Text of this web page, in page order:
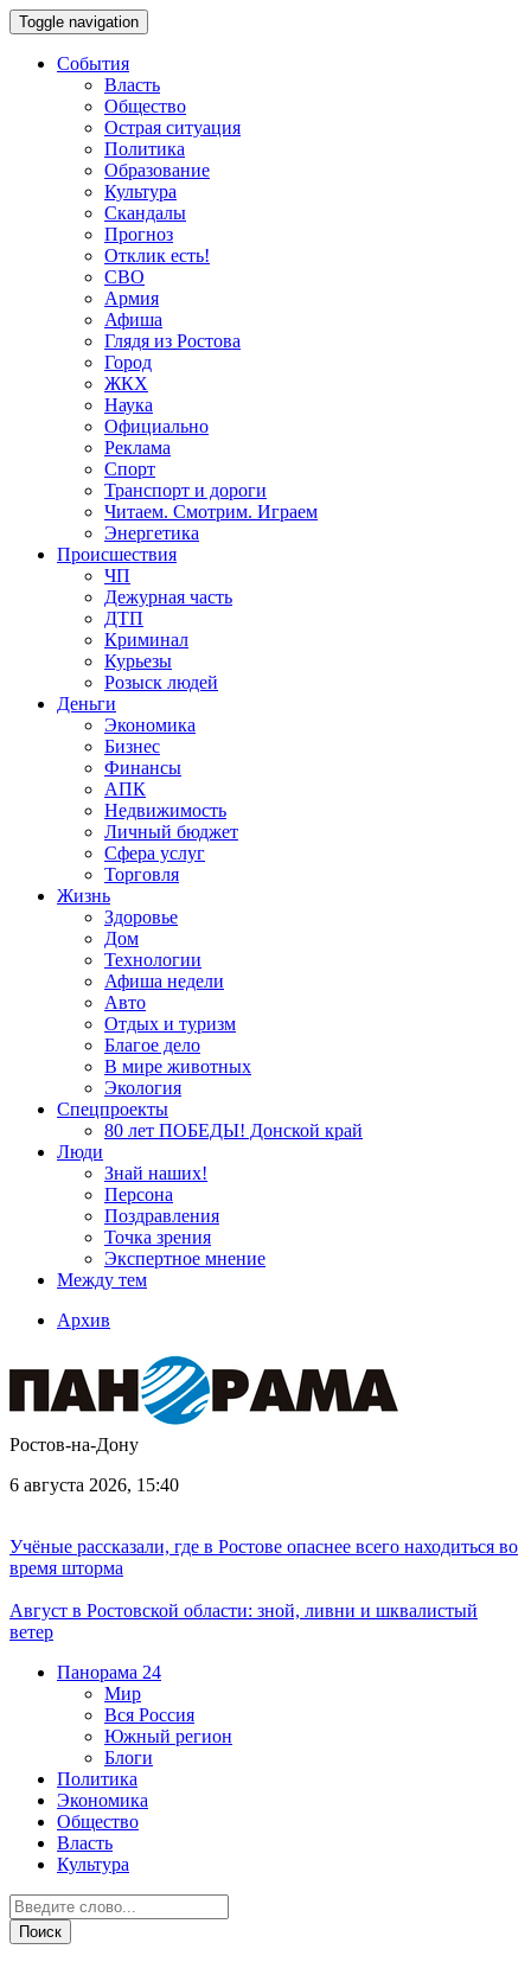
Toggle navigation
События
Власть
Общество
Острая ситуация
Политика
Образование
Культура
Скандалы
Прогноз
Отклик есть!
СВО
Армия
Афиша
Глядя из Ростова
Город
ЖКХ
Наука
Официально
Реклама
Спорт
Транспорт и дороги
Читаем. Смотрим. Играем
Энергетика
Происшествия
ЧП
Дежурная часть
ДТП
Криминал
Курьезы
Розыск людей
Деньги
Экономика
Бизнес
Финансы
АПК
Недвижимость
Личный бюджет
Сфера услуг
Торговля
Жизнь
Здоровье
Дом
Технологии
Афиша недели
Авто
Отдых и туризм
Благое дело
В мире животных
Экология
Спецпроекты
80 лет ПОБЕДЫ! Донской край
Люди
Знай наших!
Персона
Поздравления
Точка зрения
Экспертное мнение
Между тем
Архив
Ростов-на-Дону
6 августа 2026, 15:40
Учёные рассказали, где в Ростове опаснее всего находиться во
время шторма
Август в Ростовской области: зной, ливни и шквалистый
ветер
Панорама 24
Мир
Вся Россия
Южный регион
Блоги
Политика
Экономика
Общество
Власть
Культура